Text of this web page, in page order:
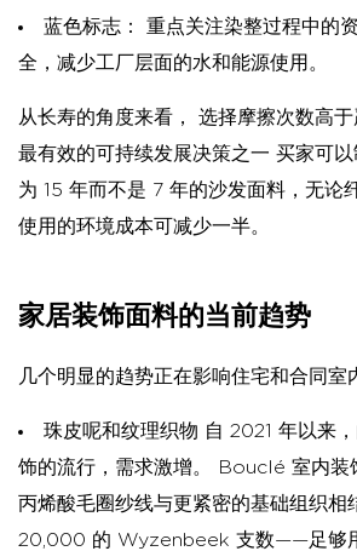
蓝色标志： 重点关注染整过程中的
全，减少工厂层面的水和能源使用。
从长寿的角度来看， 选择摩擦次数高
最有效的可持续发展决策之一 买家可
为 15 年而不是 7 年的沙发面料，无论
使用的环境成本可减少一半。
家居装饰面料的当前趋势
几个明显的趋势正在影响住宅和合同室
珠皮呢和纹理织物 自 2021 年以来
饰的流行，需求激增。 Bouclé 室内装
丙烯酸毛圈纱线与更紧密的基础组织相
20,000 的 Wyzenbeek 支数——足够